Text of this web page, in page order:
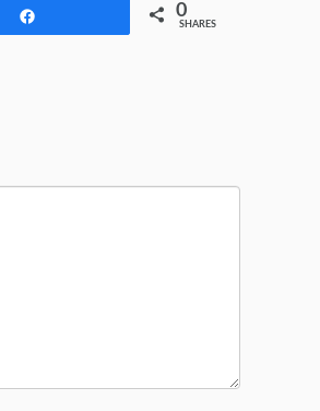
0
SHARES